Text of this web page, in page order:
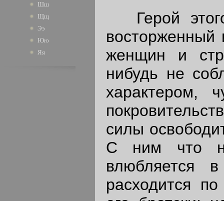
Шш
Щщ
Ээ
Юю
Яя
Герой
восторженный
женщин и
нибудь не
характером,
силы
С ним что
влюбляется
расходится